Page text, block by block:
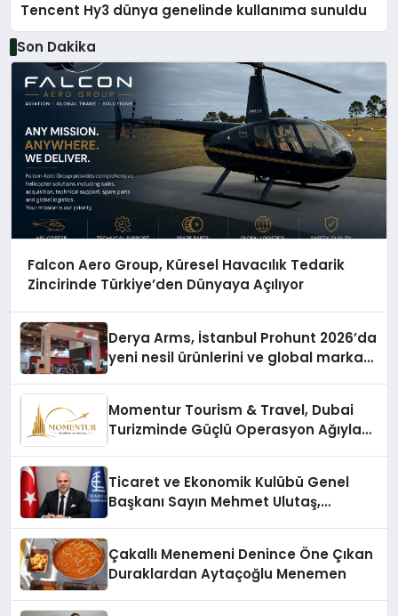
Tencent Hy3 dünya genelinde kullanıma sunuldu
Son Dakika
Falcon Aero Group, Küresel Havacılık Tedarik
Zincirinde Türkiye’den Dünyaya Açılıyor
Derya Arms, İstanbul Prohunt 2026’da
yeni nesil ürünlerini ve global marka
Momentur Tourism & Travel, Dubai
Turizminde Güçlü Operasyon Ağıyla
Ticaret ve Ekonomik Kulübü Genel
Başkanı Sayın Mehmet Ulutaş,
Çakallı Menemeni Denince Öne Çıkan
Duraklardan Aytaçoğlu Menemen